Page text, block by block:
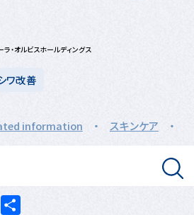
・オルビスホールディングス
ワ改善
information ・ スキンケア ・
Copy